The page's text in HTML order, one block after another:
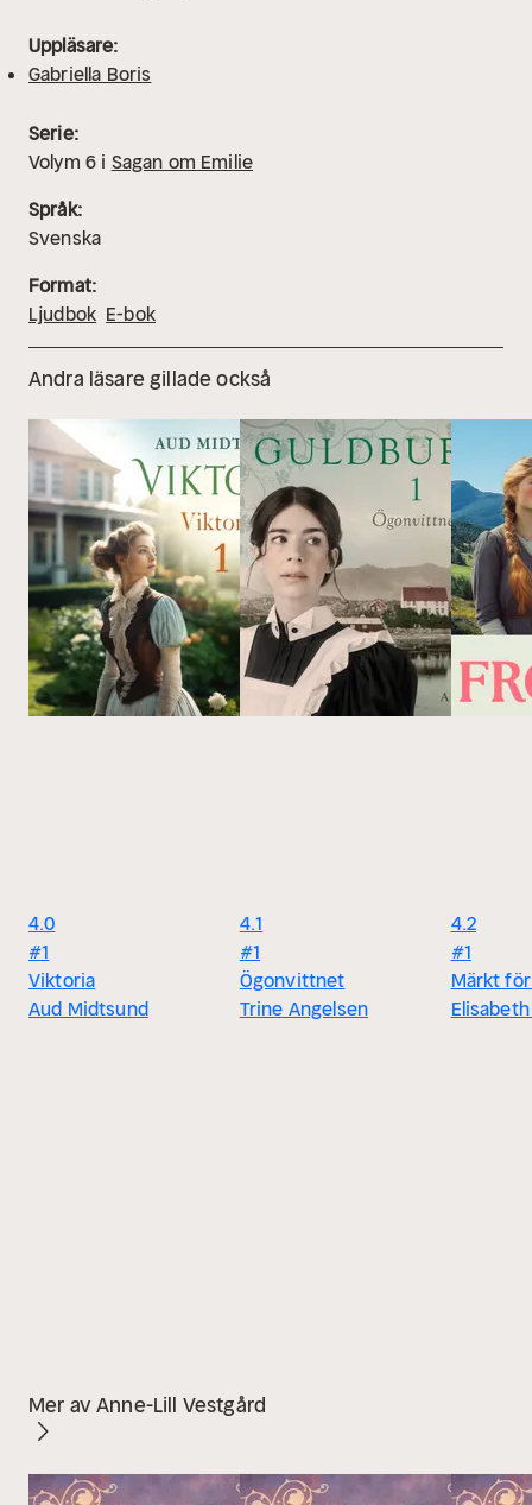
Uppläsare:
Gabriella Boris
Serie:
Volym 6 i Sagan om Emilie
Språk:
Svenska
Format:
Ljudbok E-bok
Andra läsare gillade också
4.0
#1
Viktoria
Aud Midtsund
4.1
#1
Ögonvittnet
Trine Angelsen
4.2
#1
Märkt
Mer av Anne-Lill Vestgård